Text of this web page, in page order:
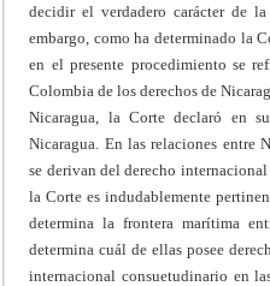
decidir el verdadero carácter de
embargo, como ha determinado la
en el presente procedimiento se
Colombia de los derechos de
Nicaragua, la Corte declaró en
Nicaragua. En las relaciones entre
se derivan del derecho
la Corte es indudablemente
determina la frontera marítima
determina cuál de ellas posee
internacional consuetudinario en